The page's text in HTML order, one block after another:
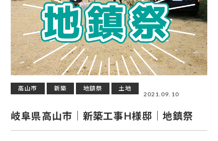
高山市 新築 地鎮祭
土地
2021.09.10
岐阜県高山市｜新築工事H様邸｜地鎮祭